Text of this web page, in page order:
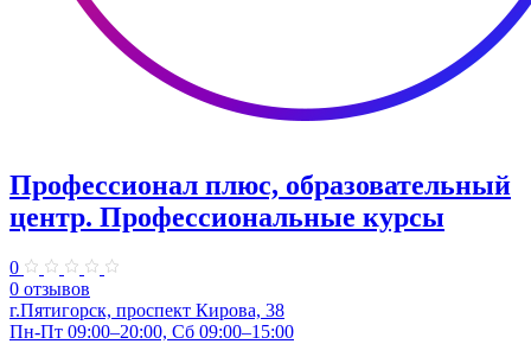
Профессионал плюс, образовательный
центр. Профессиональные курсы
0
0 отзывов
г.Пятигорск, проспект Кирова, 38
Пн-Пт 09:00–20:00, Сб 09:00–15:00